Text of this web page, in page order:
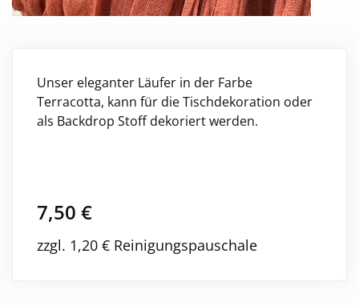
Unser eleganter Läufer in der Farbe
Terracotta, kann für die Tischdekoration oder
als Backdrop Stoff dekoriert werden.
7,50 €
zzgl. 1,20 € Reinigungspauschale